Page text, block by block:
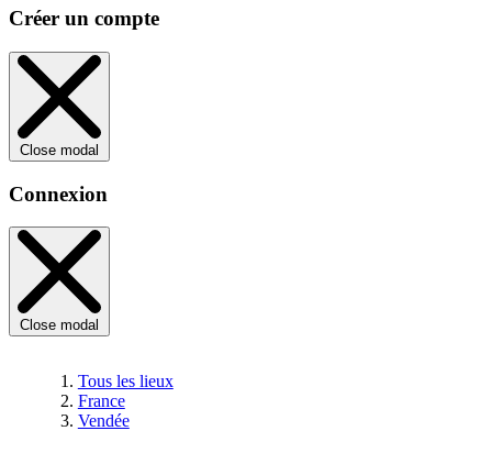
Créer un compte
Close modal
Connexion
Close modal
Tous les lieux
France
Vendée